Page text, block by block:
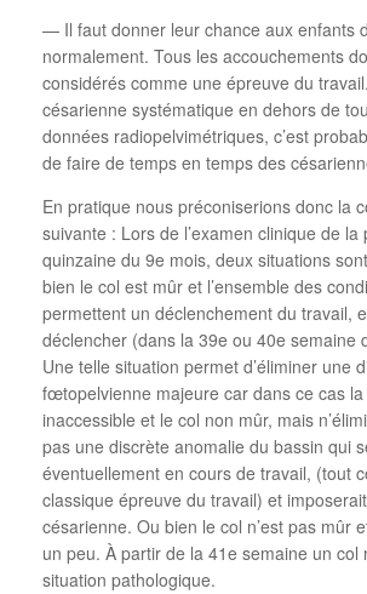
— Il faut donner leur chance aux enfants
normalement. Tous les accouchements
considérés comme une épreuve du
césarienne systématique en dehors de
données radiopelvimétriques, c’est
de faire de temps en temps des
En pratique nous préconiserions donc la
suivante : Lors de l’examen clinique de la
quinzaine du 9e mois, deux situations
bien le col est mûr et l’ensemble des
permettent un déclenchement du travail,
déclencher (dans la 39e ou 40e semaine
Une telle situation permet d’éliminer une
fœtopelvienne majeure car dans ce cas
inaccessible et le col non mûr, mais
pas une discrète anomalie du bassin qui
éventuellement en cours de travail, (tout
classique épreuve du travail) et
césarienne. Ou bien le col n’est pas mûr
un peu. À partir de la 41e semaine un col
situation pathologique.